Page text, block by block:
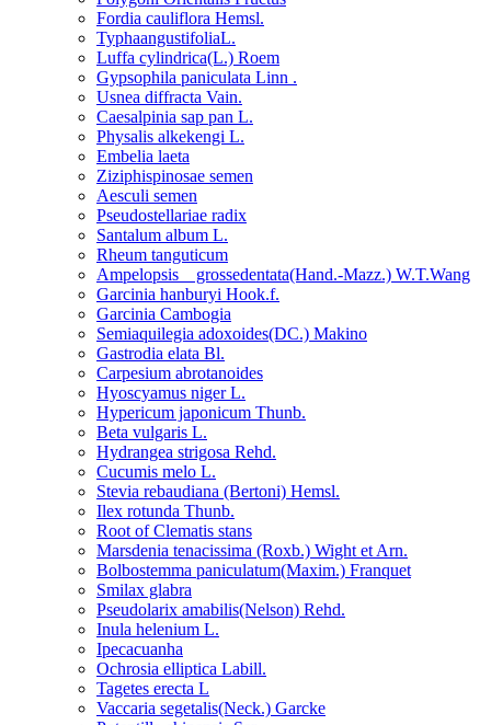
Fordia cauliflora Hemsl.
TyphaangustifoliaL.
Luffa cylindrica(L.) Roem
Gypsophila paniculata Linn .
Usnea diffracta Vain.
Caesalpinia sap pan L.
Physalis alkekengi L.
Embelia laeta
Ziziphispinosae semen
Aesculi semen
Pseudostellariae radix
Santalum album L.
Rheum tanguticum
Ampelopsis grossedentata(Hand.-Mazz.) W.T.Wang
Garcinia hanburyi Hook.f.
Garcinia Cambogia
Semiaquilegia adoxoides(DC.) Makino
Gastrodia elata Bl.
Carpesium abrotanoides
Hyoscyamus niger L.
Hypericum japonicum Thunb.
Beta vulgaris L.
Hydrangea strigosa Rehd.
Cucumis melo L.
Stevia rebaudiana (Bertoni) Hemsl.
Ilex rotunda Thunb.
Root of Clematis stans
Marsdenia tenacissima (Roxb.) Wight et Arn.
Bolbostemma paniculatum(Maxim.) Franquet
Smilax glabra
Pseudolarix amabilis(Nelson) Rehd.
Inula helenium L.
Ipecacuanha
Ochrosia elliptica Labill.
Tagetes erecta L
Vaccaria segetalis(Neck.) Garcke